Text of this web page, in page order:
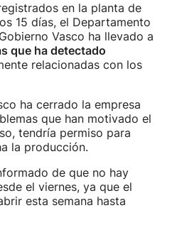
en la planta de
15 días, el Departamento
Vasco ha llevado a
que ha detectado
relacionadas con los
ha cerrado la empresa
que han motivado el
tendría permiso para
la producción.
de que no hay
el viernes, ya que el
esta semana hasta